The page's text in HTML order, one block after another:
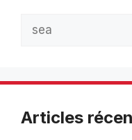
Articles